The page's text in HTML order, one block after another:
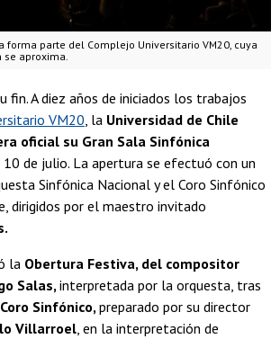
forma parte del Complejo Universitario VM20, cuya
se aproxima.
fin. A diez años de iniciados los trabajos
VM20, la Universidad de Chile
oficial su Gran Sala Sinfónica
de julio. La apertura se efectuó con un
Sinfónica Nacional y el Coro Sinfónico
dirigidos por el maestro invitado
la Obertura Festiva, del compositor
Salas,interpretada por la orquesta, tras
Coro Sinfónico,preparado por su director
Villarroel, en la interpretación de